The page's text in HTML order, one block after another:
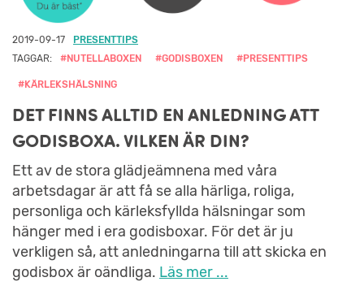
2019-09-17
PRESENTTIPS
TAGGAR:
#NUTELLABOXEN #GODISBOXEN #PRESENTTIPS
#KÄRLEKSHÄLSNING
DET FINNS ALLTID EN ANLEDNING ATT
GODISBOXA. VILKEN ÄR DIN?
Ett av de stora glädjeämnena med våra
arbetsdagar är att få se alla härliga, roliga,
personliga och kärleksfyllda hälsningar som
hänger med i era godisboxar. För det är ju
verkligen så, att anledningarna till att skicka en
godisbox är oändliga. Läs mer ...